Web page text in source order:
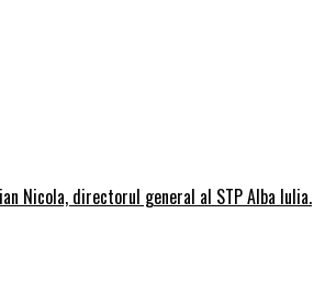
Nicola, directorul general al STP Alba Iulia.